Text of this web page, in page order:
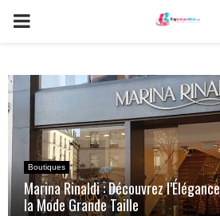
PRIMARY
Boutiques
Marina Rinaldi : Découvrez
la Mode Grande Taille